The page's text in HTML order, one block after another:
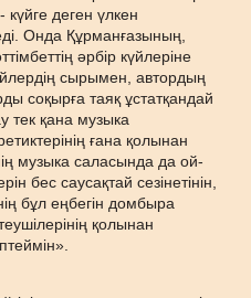
деген үлкен
Онда Құрманғазының,
әрбір күйлеріне
сырымен, автордың
соқырға таяқ ұстатқандай
тек қана музыка
ғана қолынан
музыка саласында да ой-
бес саусақтай сезінетінін,
бұл еңбегін домбыра
қолынан